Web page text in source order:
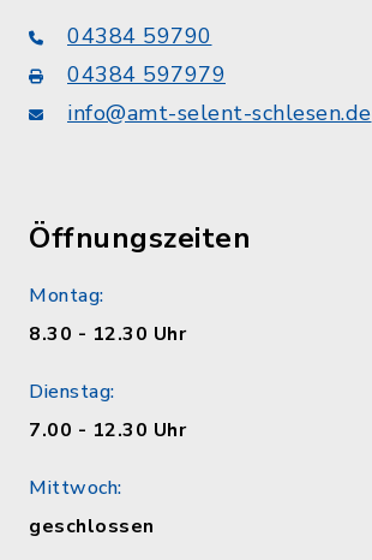
04384 59790
04384 597979
info@amt-selent-schlesen.de
Öffnungszeiten
Montag:
8.30 - 12.30 Uhr
Dienstag:
7.00 - 12.30 Uhr
Mittwoch:
geschlossen